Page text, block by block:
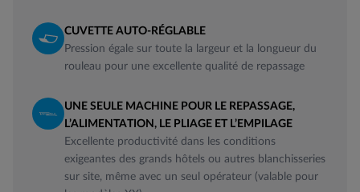
CUVETTE AUTO-RÉGLABLE
Pression égale sur toute la largeur et la longueur du
rouleau pour une excellente qualité de repassage
UNE SEULE MACHINE POUR LE REPASSAGE,
L’ALIMENTATION, LE PLIAGE ET L’EMPILAGE
Excellente productivité dans les conditions
exigeantes des grands hôtels ou autres blanchisseries
sur site, même avec un seul opérateur (valable pour